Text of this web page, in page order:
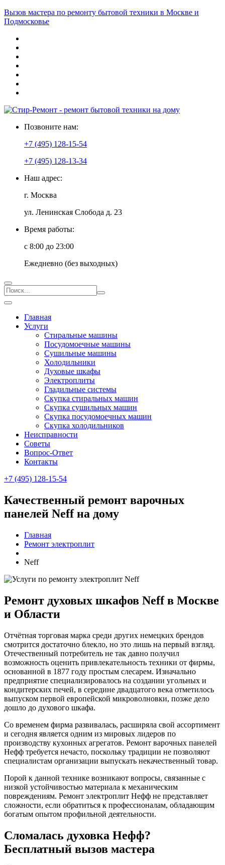
Вызов мастера по ремонту бытовой техники в Москве и
Подмосковье
Позвоните нам:
+7 (495) 128-15-54
+7 (495) 128-13-34
Наш адрес:
г. Москва
ул. Ленинская Слобода д. 23
Время работы:
с 8:00 до 23:00
Ежедневно (без выходных)
Главная
Услуги
Стиральные машины
Посудомоечные машины
Сушильные машины
Холодильники
Духовые шкафы
Электроплиты
Гладильные системы
Скупка стиральных машин
Скупка сушильных машин
Скупка посудомоечных машин
Скупка холодильников
Неисправности
Советы
Вопрос-Ответ
Контакты
+7 (495) 128-15-54
Качественный ремонт варочных
панелей Neff на дому
Главная
Ремонт электроплит
Neff
Ремонт духовых шкафов Neff в Москве
и Области
Отчётная торговая марка среди других немецких брендов
смотрится достаточно блекло, но это лишь на первый взгляд.
Отечественный потребитель не так давно получил
возможность оценить привлекательность техники от фирмы,
основанной в 1877 году простым слесарем. Изначально
предприятие специализировалось на создании угольных и
кондитерских печей, в середине двадцатого века отметилось
выпуском первой европейской микроволновки, позже дело
дошло до духового шкафа.
Со временем фирма развивалась, расширяла свой ассортимент
и сегодня является одним из мировых лидеров по
производству кухонных агрегатов. Ремонт варочных панелей
Нефф требуется нечасто, поскольку традиции не позволяют
специалистам организации выпускать некачественный товар.
Порой к данной технике возникают вопросы, связанные с
низкой устойчивостью материала к механическим
повреждениям. Ремонт электроплит Нефф не представляет
сложности, если обратиться к профессионалам, обладающим
богатым опытом профильной деятельности.
Сломалась духовка Нефф?
Бесплатный вызов мастера